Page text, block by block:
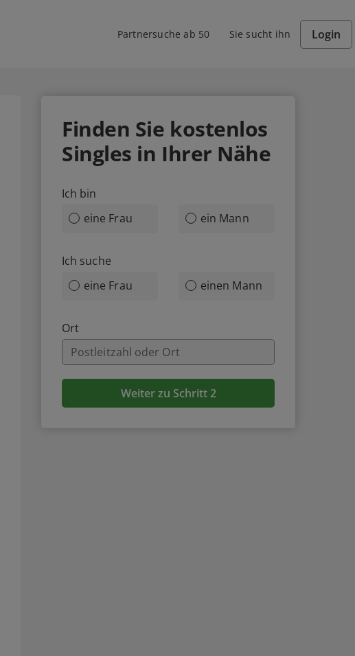
Partnersuche ab 50 Sie sucht ihn Login
Finden Sie kostenlos
Singles in Ihrer Nähe
Ich bin
eine Frau
ein Mann
Ich suche
eine Frau
einen Mann
Ort
Weiter zu Schritt 2